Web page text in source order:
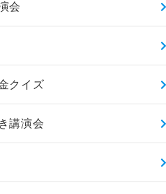
会
クイズ
講演会